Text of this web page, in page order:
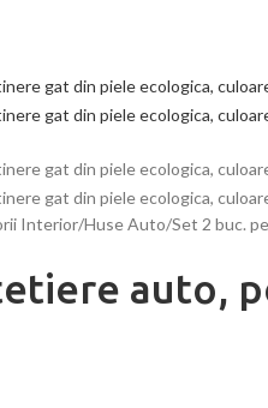
Interior Huse Auto Set 2 buc.
auto,